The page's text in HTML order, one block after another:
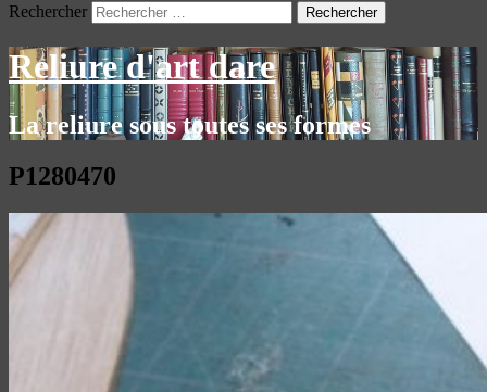
Rechercher
Reliure d'art dare
La reliure sous toutes ses formes
P1280470